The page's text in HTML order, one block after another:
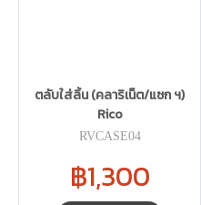
ตลับใส่ลิ้น (คลาริเน็ต/แซก ฯ)
Rico
RVCASE04
฿1,300